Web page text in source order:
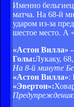
Именно
матча. На 68-й
ударом из-за
шестое место. А
«Астон Вилла»
Голы:Лукаку,
На 8-й минуте
«Астон Вилла»:
«Эвертон»:
Предупреждения